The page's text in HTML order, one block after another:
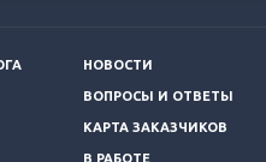
НОВОСТИ
ВОПРОСЫ И ОТВЕТЫ
КАРТА ЗАКАЗЧИКОВ
В РАБОТЕ